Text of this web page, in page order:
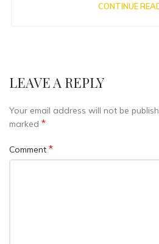
CONTINUE
LEAVE A REPLY
Your email address will not be
marked *
Comment *